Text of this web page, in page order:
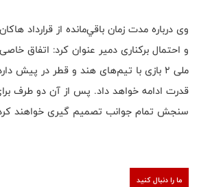
وی درباره مدت زمان باقي‌مانده از قرارداد
و احتمال بركناری دمير عنوان کرد: اتفاق
ملی 2 بازی با تيم‌های هند و قطر در پيش
قدرت ادامه خواهد داد. پس از آن دو طرف
سنجش تمام جوانب تصميم گيری خواهند
ما را دنبال کنید